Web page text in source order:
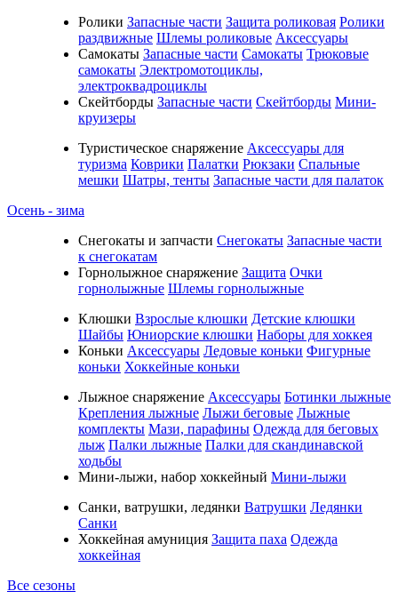
Ролики Запасные части Защита роликовая Ролики
раздвижные Шлемы роликовые Аксессуары
Самокаты Запасные части Самокаты Трюковые
самокаты Электромотоциклы,
электроквадроциклы
Скейтборды Запасные части Скейтборды Мини-
круизеры
Туристическое снаряжение Аксессуары для
туризма Коврики Палатки Рюкзаки Спальные
мешки Шатры, тенты Запасные части для палаток
Осень - зима
Cнегокаты и запчасти Снегокаты Запасные части
к снегокатам
Горнолыжное снаряжение Защита Очки
горнолыжные Шлемы горнолыжные
Клюшки Взрослые клюшки Детские клюшки
Шайбы Юниорские клюшки Наборы для хоккея
Коньки Аксессуары Ледовые коньки Фигурные
коньки Хоккейные коньки
Лыжное снаряжение Аксессуары Ботинки лыжные
Крепления лыжные Лыжи беговые Лыжные
комплекты Мази, парафины Одежда для беговых
лыж Палки лыжные Палки для скандинавской
ходьбы
Мини-лыжи, набор хоккейный Мини-лыжи
Санки, ватрушки, ледянки Ватрушки Ледянки
Санки
Хоккейная амуниция Защита паха Одежда
хоккейная
Все сезоны